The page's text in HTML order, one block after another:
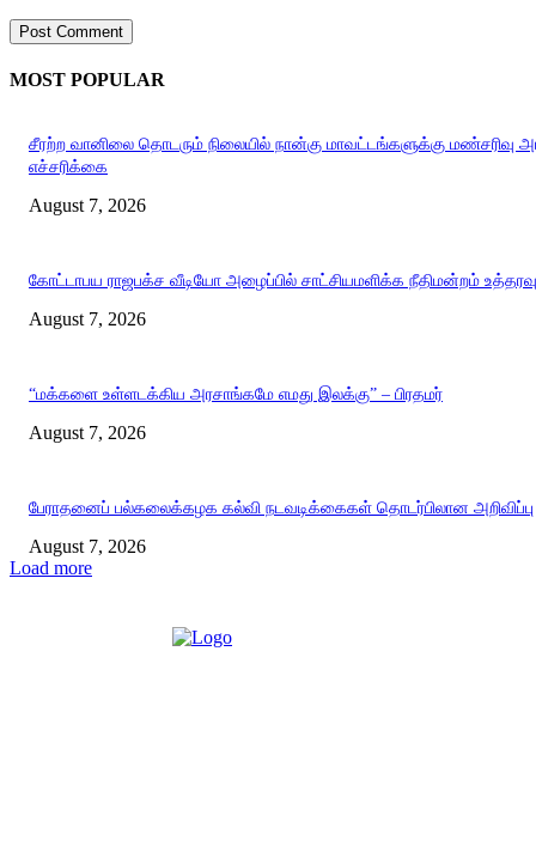
MOST POPULAR
சீரற்ற வானிலை தொடரும் நிலையில் நான்கு மாவட்டங்களுக்கு மண்சரிவு
எச்சரிக்கை
August 7, 2026
கோட்டாபய ராஜபக்ச வீடியோ அழைப்பில் சாட்சியமளிக்க நீதிமன்றம் உத்தரவு
August 7, 2026
“மக்களை உள்ளடக்கிய அரசாங்கமே எமது இலக்கு” – பிரதமர்
August 7, 2026
பேராதனைப் பல்கலைக்கழக கல்வி நடவடிக்கைகள் தொடர்பிலான அறிவிப்பு
August 7, 2026
Load more